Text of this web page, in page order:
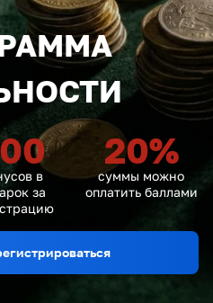
в
за
20%
суммы можно
оплатить баллами